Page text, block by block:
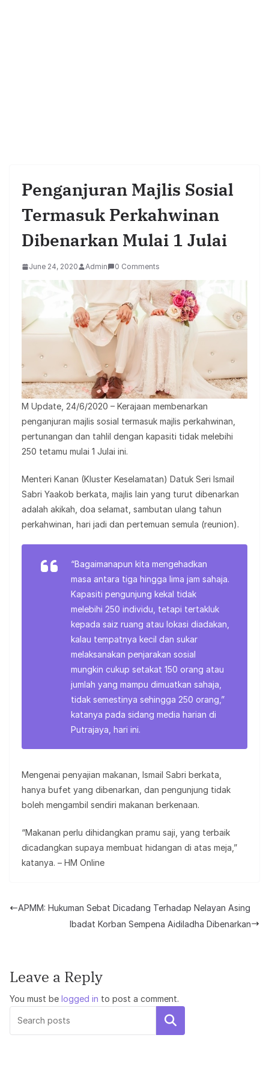
Penganjuran Majlis Sosial
Termasuk Perkahwinan
Dibenarkan Mulai 1 Julai
June 24, 2020 Admin 0 Comments
M Update, 24/6/2020 – Kerajaan membenarkan
penganjuran majlis sosial termasuk majlis perkahwinan,
pertunangan dan tahlil dengan kapasiti tidak melebihi
250 tetamu mulai 1 Julai ini.
Menteri Kanan (Kluster Keselamatan) Datuk Seri Ismail
Sabri Yaakob berkata, majlis lain yang turut dibenarkan
adalah akikah, doa selamat, sambutan ulang tahun
perkahwinan, hari jadi dan pertemuan semula (reunion).
“Bagaimanapun kita mengehadkan
masa antara tiga hingga lima jam sahaja.
Kapasiti pengunjung kekal tidak
melebihi 250 individu, tetapi tertakluk
kepada saiz ruang atau lokasi diadakan,
kalau tempatnya kecil dan sukar
melaksanakan penjarakan sosial
mungkin cukup setakat 150 orang atau
jumlah yang mampu dimuatkan sahaja,
tidak semestinya sehingga 250 orang,”
katanya pada sidang media harian di
Putrajaya, hari ini.
Mengenai penyajian makanan, Ismail Sabri berkata,
hanya bufet yang dibenarkan, dan pengunjung tidak
boleh mengambil sendiri makanan berkenaan.
“Makanan perlu dihidangkan pramu saji, yang terbaik
dicadangkan supaya membuat hidangan di atas meja,”
katanya. – HM Online
APMM: Hukuman Sebat Dicadang Terhadap Nelayan Asing
Ibadat Korban Sempena Aidiladha Dibenarkan
Leave a Reply
You must be logged in to post a comment.
Search